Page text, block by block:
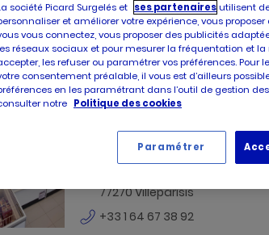
vous accueille dans l'un de ses
l'achat et la livraison de produits surgelés de
PICARD
VILLEPARISIS
VILLEPARISIS
Picard Villeparisis
77270 Villeparisis
+33 1 64 67 38 92numéro
société Picard Surgelés et ses partenairesutilisent
et améliorer votre expérience, vous
vous connectez, vous proposer des publicités
réseaux sociaux et pour mesurer la fréquentation et
les refuser ou paramétrer vos préférences.
consentement préalable, il vous est d’ailleurs
en les paramétrant dans l’outil de gestion
notre Politique des cookies
Paramétrer